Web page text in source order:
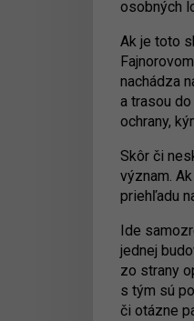
osobných
Ak je toto
nachádza
a trasou
ochrany,
Skôr či
význam.
priehľadu
Ide
jednej
zo strany
s tým sú
či otázne